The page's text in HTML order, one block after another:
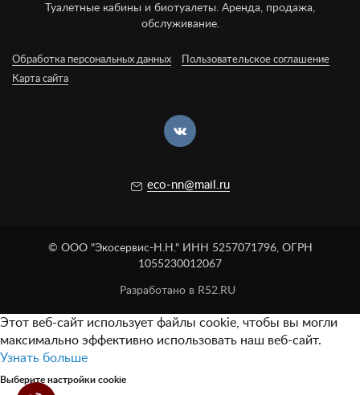
Туалетные кабины и биотуалеты. Аренда, продажа,
обслуживание.
Обработка персональных данных
Пользовательское соглашение
Карта сайта
eco-nn@mail.ru
© ООО "Экосервис-Н.Н." ИНН 5257071796, ОГРН
1055230012067
Разработано в R52.RU
Этот веб-сайт использует файлы cookie, чтобы вы могли
максимально эффективно использовать наш веб-сайт.
Узнать больше
Выберите настройки cookie